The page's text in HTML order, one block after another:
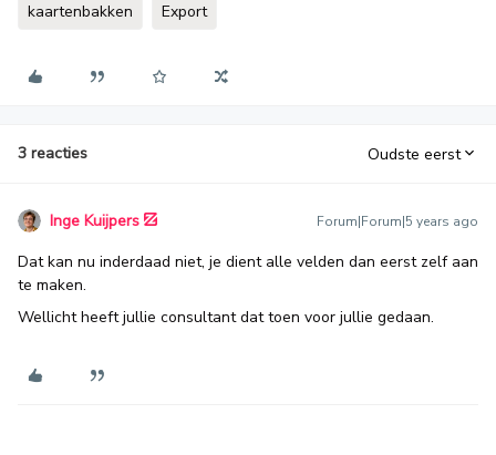
kaartenbakken Export
3 reacties Oudste eerst
Inge Kuijpers Forum|Forum|5 years ago
Dat kan nu inderdaad niet, je dient alle velden dan eerst zelf aan
te maken.
Wellicht heeft jullie consultant dat toen voor jullie gedaan.